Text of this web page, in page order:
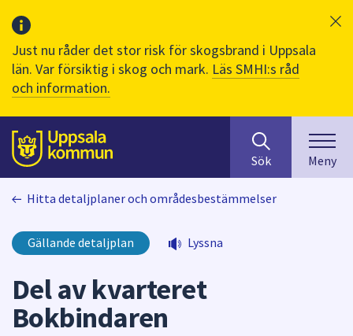
Just nu råder det stor risk för skogsbrand i Uppsala
län. Var försiktig i skog och mark. Läs SMHI:s råd
och information.
Till sidans
huvudinnehåll
efter
innehåll
på
webbplatsen.
Sök Meny
Hitta detaljplaner och områdesbestämmelser
Gällande detaljplan Lyssna
Del av kvarteret
Bokbindaren